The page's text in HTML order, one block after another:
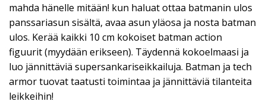
mahda hänelle mitään! kun haluat ottaa batmanin ulos
panssariasun sisältä, avaa asun yläosa ja nosta batman
ulos. Kerää kaikki 10 cm kokoiset batman action
figuurit (myydään erikseen). Täydennä kokoelmaasi ja
luo jännittäviä supersankariseikkailuja. Batman ja tech
armor tuovat taatusti toimintaa ja jännittäviä tilanteita
leikkeihin!